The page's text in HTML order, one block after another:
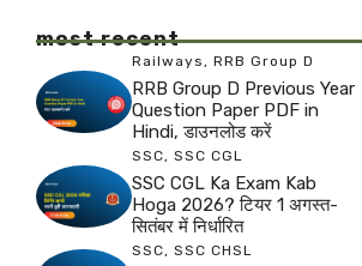
most recent
Railways, RRB Group D
RRB Group D Previous Year
Question Paper PDF in
Hindi, डाउनलोड करें
SSC, SSC CGL
SSC CGL Ka Exam Kab
Hoga 2026? टियर 1 अगस्त-
सितंबर में निर्धारित
SSC, SSC CHSL